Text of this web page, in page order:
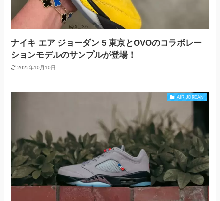
ナイキ エア ジョーダン 5 東京とOVOのコラボレー
ションモデルのサンプルが登場！
2022年10月10日
AIR JORDAN